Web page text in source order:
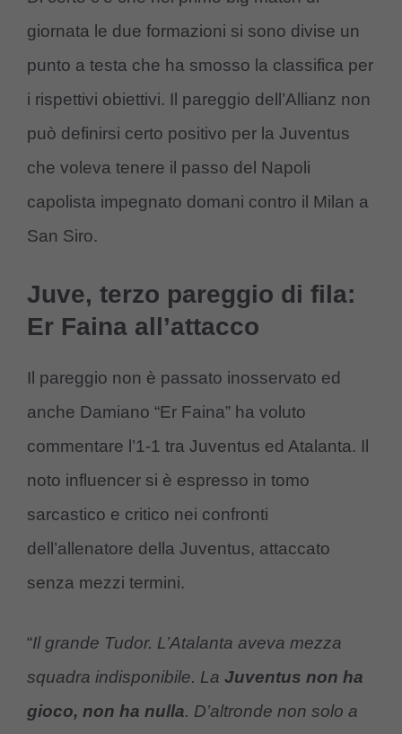
giornata le due formazioni si sono divise un
punto a testa che ha smosso la classifica per
i rispettivi obiettivi. Il pareggio dell’Allianz non
può definirsi certo positivo per la Juventus
che voleva tenere il passo del Napoli
capolista impegnato domani contro il Milan a
San Siro.
Juve, terzo pareggio di fila:
Er Faina all’attacco
Il pareggio non è passato inosservato ed
anche Damiano “Er Faina” ha voluto
commentare l’1-1 tra Juventus ed Atalanta. Il
noto influencer si è espresso in tomo
sarcastico e critico nei confronti
dell’allenatore della Juventus, attaccato
senza mezzi termini.
“Il grande Tudor. L’Atalanta aveva mezza
squadra indisponibile. La Juventus non ha
gioco, non ha nulla. D’altronde non solo a